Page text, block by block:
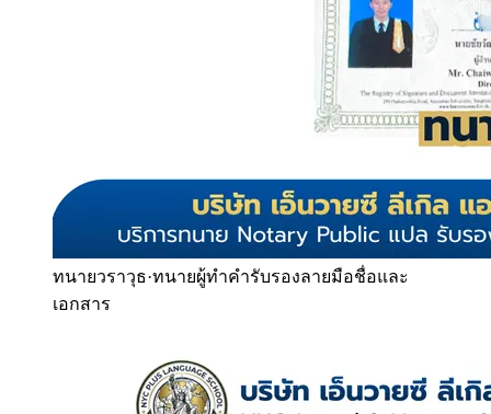
ทนายวราวุธ·ทนายผู้ทำคำรับรองลายมือชื่อและ
เอกสาร